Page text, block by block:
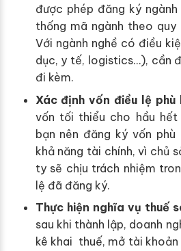
được phép đăng ký
thống mã ngành theo
Với ngành nghề có điều
dục, y tế, logistics…), cần
đi kèm.
Xác định vốn điều lệ phù
vốn tối thiểu cho hầu hết
bạn nên đăng ký vốn
khả năng tài chính, vì chủ
ty sẽ chịu trách nhiệm
lệ đã đăng ký.
Thực hiện nghĩa vụ thuế
sau khi thành lập, doanh
kê khai thuế, mở tài khoản